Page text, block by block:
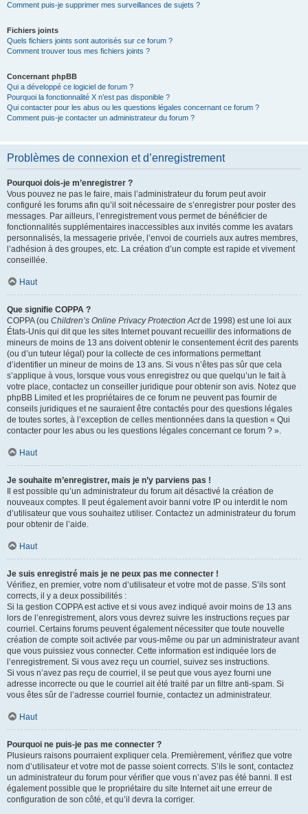
Comment puis-je supprimer mes surveillances de sujets ?
Fichiers joints
Quels fichiers joints sont autorisés sur ce forum ?
Comment trouver tous mes fichiers joints ?
Concernant phpBB
Qui a développé ce logiciel de forum ?
Pourquoi la fonctionnalité X n’est pas disponible ?
Qui contacter pour les abus ou les questions légales concernant ce forum ?
Comment puis-je contacter un administrateur du forum ?
Problèmes de connexion et d’enregistrement
Pourquoi dois-je m’enregistrer ?
Vous pouvez ne pas le faire, mais l’administrateur du forum peut avoir
configuré les forums afin qu’il soit nécessaire de s’enregistrer pour poster des
messages. Par ailleurs, l’enregistrement vous permet de bénéficier de
fonctionnalités supplémentaires inaccessibles aux invités comme les avatars
personnalisés, la messagerie privée, l’envoi de courriels aux autres membres,
l’adhésion à des groupes, etc. La création d’un compte est rapide et vivement
conseillée.
Haut
Que signifie COPPA ?
COPPA (ou Children’s Online Privacy Protection Actde 1998) est une loi aux
États-Unis qui dit que les sites Internet pouvant recueillir des informations de
mineurs de moins de 13 ans doivent obtenir le consentement écrit des parents
(ou d’un tuteur légal) pour la collecte de ces informations permettant
d’identifier un mineur de moins de 13 ans. Si vous n’êtes pas sûr que cela
s’applique à vous, lorsque vous vous enregistrez ou que quelqu’un le fait à
votre place, contactez un conseiller juridique pour obtenir son avis. Notez que
phpBB Limited et les propriétaires de ce forum ne peuvent pas fournir de
conseils juridiques et ne sauraient être contactés pour des questions légales
de toutes sortes, à l’exception de celles mentionnées dans la question « Qui
contacter pour les abus ou les questions légales concernant ce forum ? ».
Haut
Je souhaite m’enregistrer, mais je n’y parviens pas !
Il est possible qu’un administrateur du forum ait désactivé la création de
nouveaux comptes. Il peut également avoir banni votre IP ou interdit le nom
d’utilisateur que vous souhaitez utiliser. Contactez un administrateur du forum
pour obtenir de l’aide.
Haut
Je suis enregistré mais je ne peux pas me connecter !
Vérifiez, en premier, votre nom d’utilisateur et votre mot de passe. S’ils sont
corrects, il y a deux possibilités :
Si la gestion COPPA est active et si vous avez indiqué avoir moins de 13 ans
lors de l’enregistrement, alors vous devrez suivre les instructions reçues par
courriel. Certains forums peuvent également nécessiter que toute nouvelle
création de compte soit activée par vous-même ou par un administrateur avant
que vous puissiez vous connecter. Cette information est indiquée lors de
l’enregistrement. Si vous avez reçu un courriel, suivez ses instructions.
Si vous n’avez pas reçu de courriel, il se peut que vous ayez fourni une
adresse incorrecte ou que le courriel ait été traité par un filtre anti-spam. Si
vous êtes sûr de l’adresse courriel fournie, contactez un administrateur.
Haut
Pourquoi ne puis-je pas me connecter ?
Plusieurs raisons pourraient expliquer cela. Premièrement, vérifiez que votre
nom d’utilisateur et votre mot de passe soient corrects. S’ils le sont, contactez
un administrateur du forum pour vérifier que vous n’avez pas été banni. Il est
également possible que le propriétaire du site Internet ait une erreur de
configuration de son côté, et qu’il devra la corriger.